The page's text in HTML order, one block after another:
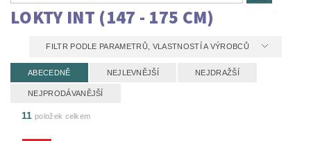
LOKTY INT (147 - 175 CM)
FILTR PODLE PARAMETRŮ, VLASTNOSTÍ A VÝROBCŮ
ABECEDNĚ NEJLEVNĚJŠÍ NEJDRAŽŠÍ
NEJPRODÁVANĚJŠÍ
11 položek celkem